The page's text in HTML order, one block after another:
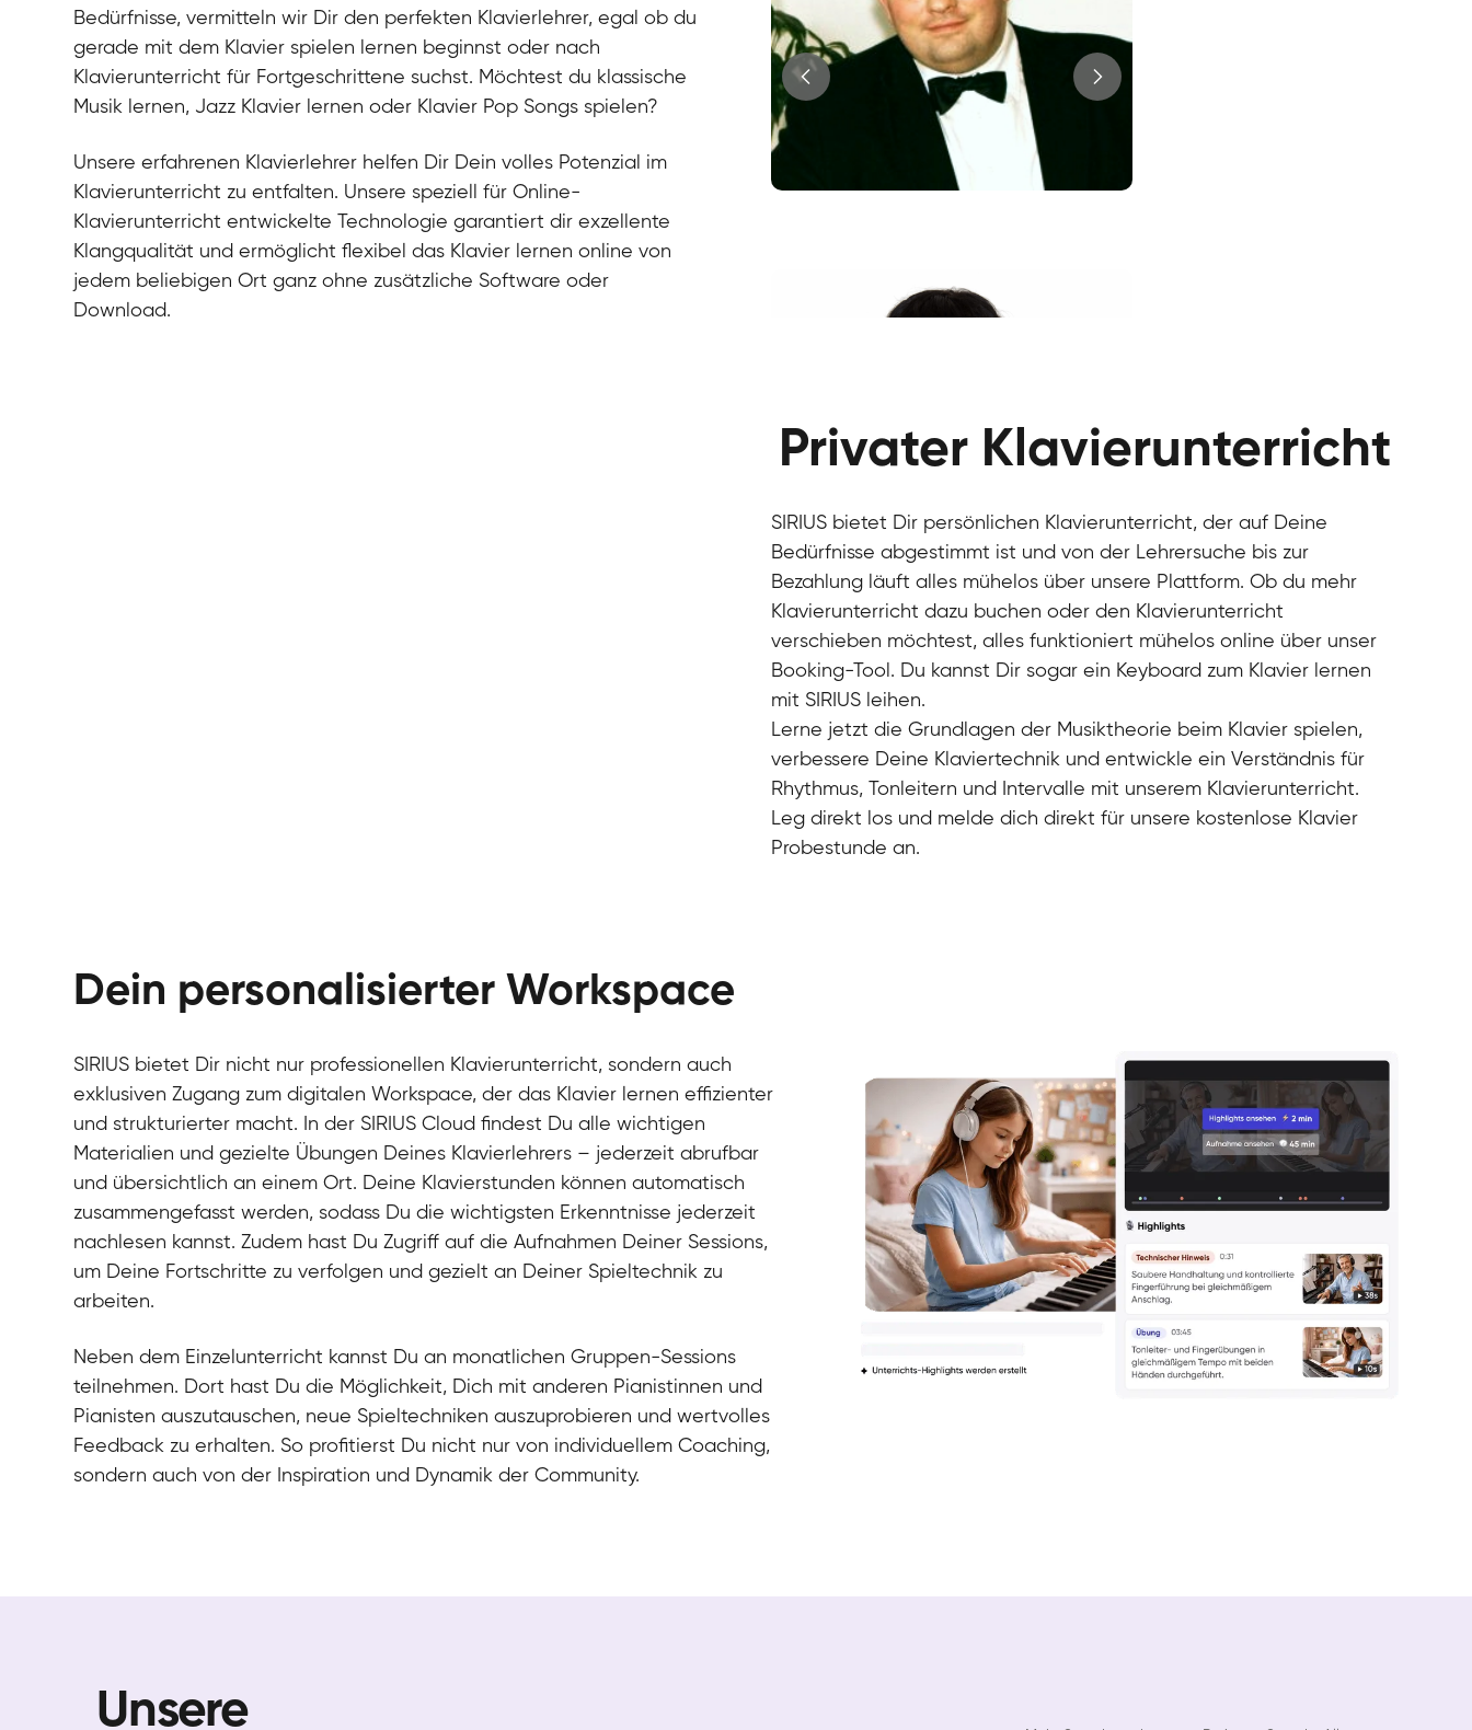
Bedürfnisse, vermitteln wir Dir den perfekten Klavierlehrer, egal ob du
gerade mit dem Klavier spielen lernen beginnst oder nach
Klavierunterricht für Fortgeschrittene suchst. Möchtest du klassische
Musik lernen, Jazz Klavier lernen oder Klavier Pop Songs spielen?
Unsere erfahrenen Klavierlehrer helfen Dir Dein volles Potenzial im
Klavierunterricht zu entfalten. Unsere speziell für Online-
Klavierunterricht entwickelte Technologie garantiert dir exzellente
Klangqualität und ermöglicht flexibel das Klavier lernen online von
jedem beliebigen Ort ganz ohne zusätzliche Software oder
Download.
Klavier / Piano / Flügel
Klavier / Piano / Flügel
Charlotte
Klavier / Piano / Flügel
Klavier / Piano / Flügel
Klavier / Piano / Flügel
Klavier / Piano / Flügel
Klavier / Piano / Flügel
Klavier / Piano / Flügel
Klavier / Piano / Flügel
Privater Klavierunterricht
SIRIUS bietet Dir persönlichen Klavierunterricht, der auf Deine
Bedürfnisse abgestimmt ist und von der Lehrersuche bis zur
Bezahlung läuft alles mühelos über unsere Plattform. Ob du mehr
Klavierunterricht dazu buchen oder den Klavierunterricht
verschieben möchtest, alles funktioniert mühelos online über unser
Booking-Tool. Du kannst Dir sogar ein Keyboard zum Klavier lernen
mit SIRIUS leihen.
Lerne jetzt die Grundlagen der Musiktheorie beim Klavier spielen,
verbessere Deine Klaviertechnik und entwickle ein Verständnis für
Rhythmus, Tonleitern und Intervalle mit unserem Klavierunterricht.
Leg direkt los und melde dich direkt für unsere kostenlose Klavier
Probestunde an.
Dein personalisierter Workspace
SIRIUS bietet Dir nicht nur professionellen Klavierunterricht, sondern auch
exklusiven Zugang zum digitalen Workspace, der das Klavier lernen effizienter
und strukturierter macht. In der SIRIUS Cloud findest Du alle wichtigen
Materialien und gezielte Übungen Deines Klavierlehrers – jederzeit abrufbar
und übersichtlich an einem Ort. Deine Klavierstunden können automatisch
zusammengefasst werden, sodass Du die wichtigsten Erkenntnisse jederzeit
nachlesen kannst. Zudem hast Du Zugriff auf die Aufnahmen Deiner Sessions,
um Deine Fortschritte zu verfolgen und gezielt an Deiner Spieltechnik zu
arbeiten.
Neben dem Einzelunterricht kannst Du an monatlichen Gruppen-Sessions
teilnehmen. Dort hast Du die Möglichkeit, Dich mit anderen Pianistinnen und
Pianisten auszutauschen, neue Spieltechniken auszuprobieren und wertvolles
Feedback zu erhalten. So profitierst Du nicht nur von individuellem Coaching,
sondern auch von der Inspiration und Dynamik der Community.
Unsere